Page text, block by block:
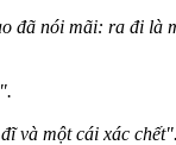
đã nói mãi: ra đi là
và một cái xác